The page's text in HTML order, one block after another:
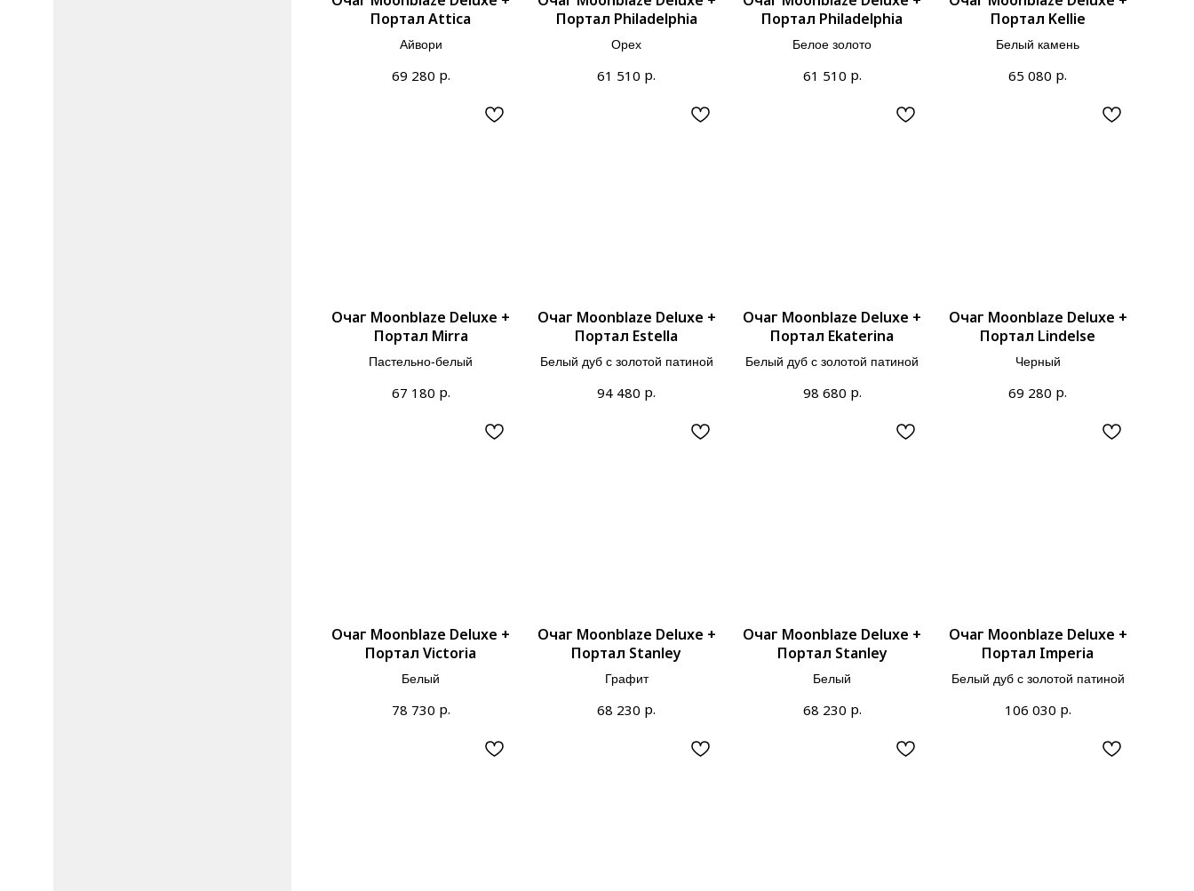
Портал Attica
Айвори
69 280 р.
Портал Philadelphia
Орех
61 510 р.
Портал Philadelphia
Белое золото
61 510 р.
Портал Kellie
Белый камень
65 080 р.
Очаг Moonblaze Deluxe +
Портал Mirra
Пастельно-белый
67 180 р.
Очаг Moonblaze Deluxe +
Портал Estella
Белый дуб с золотой патиной
94 480 р.
Очаг Moonblaze Deluxe +
Портал Ekaterina
Белый дуб с золотой патиной
98 680 р.
Очаг Moonblaze Deluxe +
Портал Lindelse
Черный
69 280 р.
Очаг Moonblaze Deluxe +
Портал Victoria
Белый
78 730 р.
Очаг Moonblaze Deluxe +
Портал Stanley
Графит
68 230 р.
Очаг Moonblaze Deluxe +
Портал Stanley
Белый
68 230 р.
Очаг Moonblaze Deluxe +
Портал Imperia
Белый дуб с золотой патиной
106 030 р.